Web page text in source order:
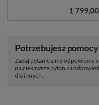
1 799,00
Potrzebujesz
Zadaj pytanie a my odpowiemy
najciekawsze pytania i
dla innych.